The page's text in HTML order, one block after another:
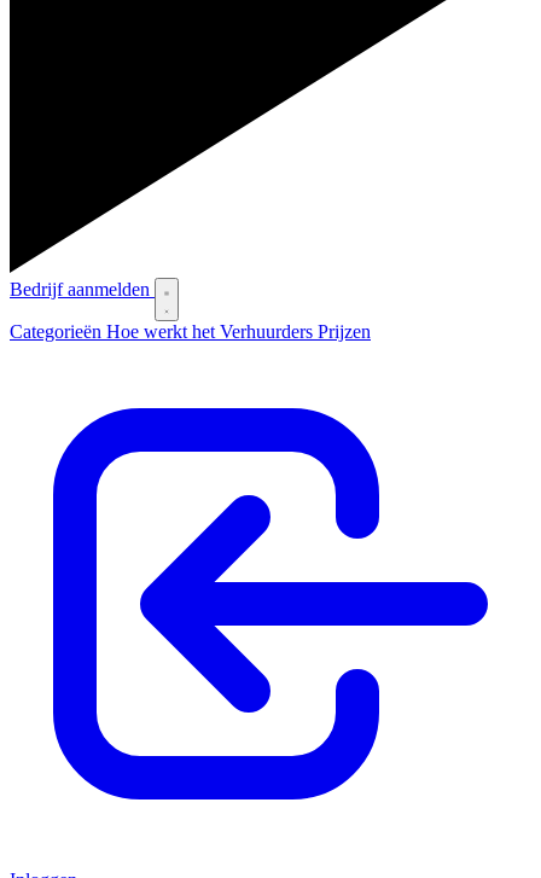
Bedrijf aanmelden
Categorieën Hoe werkt het Verhuurders Prijzen